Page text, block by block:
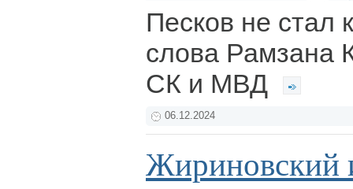
Песков не стал
слова Рамзана
СК и МВД
06.12.2024
Жириновский